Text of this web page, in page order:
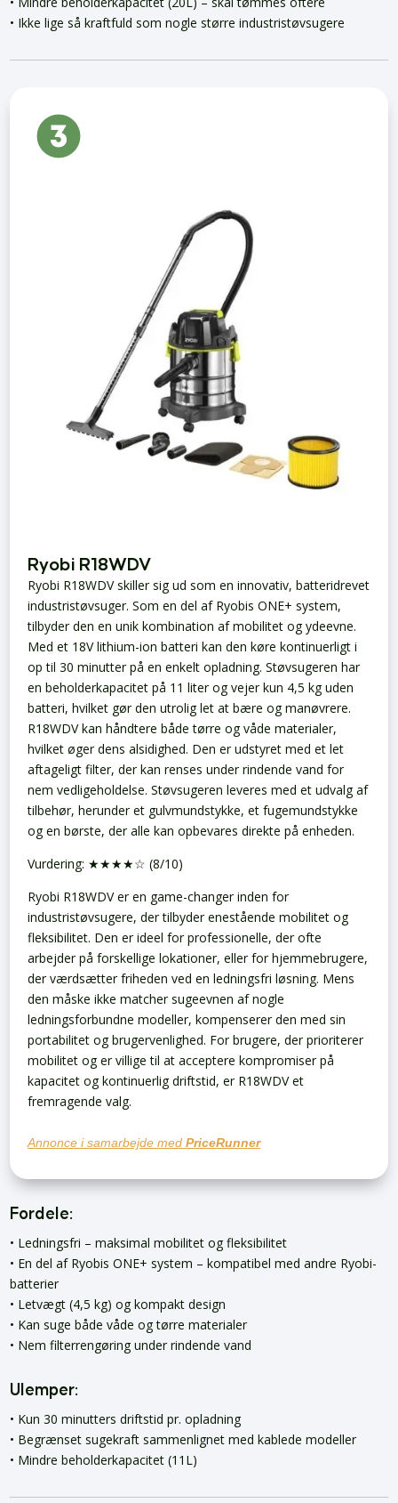
• Ikke lige så kraftfuld som nogle større industristøvsugere
Ryobi R18WDV
Ryobi R18WDV skiller sig ud som en innovativ, batteridrevet
industristøvsuger. Som en del af Ryobis ONE+ system,
tilbyder den en unik kombination af mobilitet og ydeevne.
Med et 18V lithium-ion batteri kan den køre kontinuerligt i
op til 30 minutter på en enkelt opladning. Støvsugeren har
en beholderkapacitet på 11 liter og vejer kun 4,5 kg uden
batteri, hvilket gør den utrolig let at bære og manøvrere.
R18WDV kan håndtere både tørre og våde materialer,
hvilket øger dens alsidighed. Den er udstyret med et let
aftageligt filter, der kan renses under rindende vand for
nem vedligeholdelse. Støvsugeren leveres med et udvalg af
tilbehør, herunder et gulvmundstykke, et fugemundstykke
og en børste, der alle kan opbevares direkte på enheden.
Vurdering: ★★★★☆ (8/10)
Ryobi R18WDV er en game-changer inden for
industristøvsugere, der tilbyder enestående mobilitet og
fleksibilitet. Den er ideel for professionelle, der ofte
arbejder på forskellige lokationer, eller for hjemmebrugere,
der værdsætter friheden ved en ledningsfri løsning. Mens
den måske ikke matcher sugeevnen af nogle
ledningsforbundne modeller, kompenserer den med sin
portabilitet og brugervenlighed. For brugere, der prioriterer
mobilitet og er villige til at acceptere kompromiser på
kapacitet og kontinuerlig driftstid, er R18WDV et
fremragende valg.
Annonce i samarbejde medPriceRunner
Fordele:
• Ledningsfri – maksimal mobilitet og fleksibilitet
• En del af Ryobis ONE+ system – kompatibel med andre Ryobi-
batterier
• Letvægt (4,5 kg) og kompakt design
• Kan suge både våde og tørre materialer
• Nem filterrengøring under rindende vand
Ulemper:
• Kun 30 minutters driftstid pr. opladning
• Begrænset sugekraft sammenlignet med kablede modeller
• Mindre beholderkapacitet (11L)